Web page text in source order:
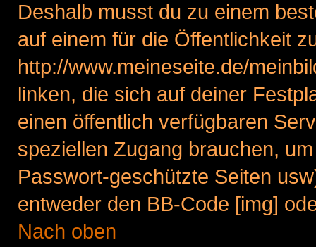
Deshalb musst du zu einem
auf einem für die Öffentlichkeit
http://www.meineseite.de/
linken, die sich auf deiner
einen öffentlich verfügbaren
speziellen Zugang brauchen,
Passwort-geschützte Seiten
entweder den BB-Code [img]
Nach oben